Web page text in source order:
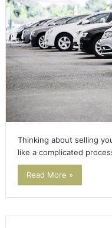
Thinking about selling
like a complicated
Read More »